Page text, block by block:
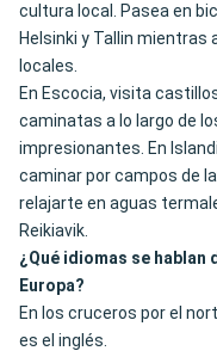
cultura local. Pasea en
Helsinki y Tallin
locales.
En Escocia, visita
caminatas a lo largo de
impresionantes. En
caminar por campos de
relajarte en aguas
Reikiavik.
¿Qué idiomas se
Europa?
En los cruceros por el
es el inglés.